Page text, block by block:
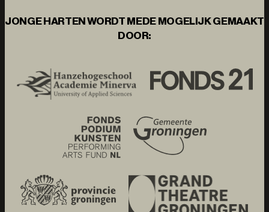
JONGE HARTEN WORDT MEDE MOGELIJK GEMAAKT
DOOR: